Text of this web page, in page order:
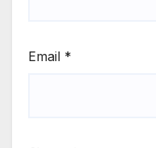
Email *